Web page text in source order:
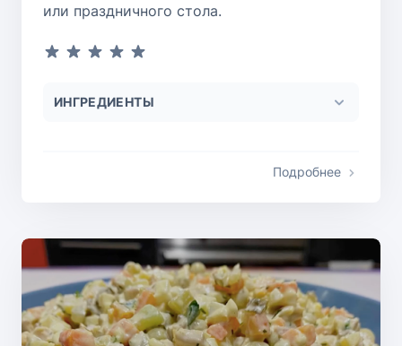
или праздничного стола.
ИНГРЕДИЕНТЫ
Подробнее